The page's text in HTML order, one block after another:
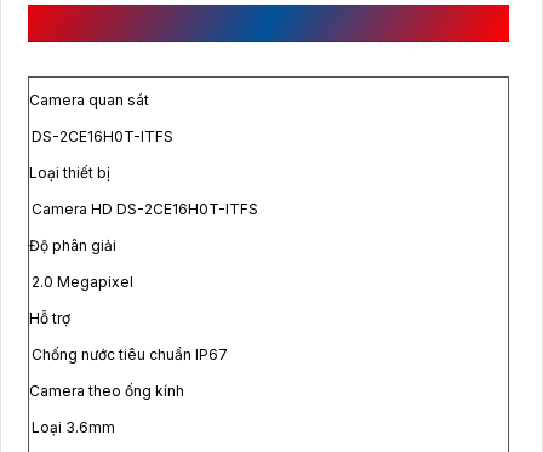
Camera quan sát
DS-2CE16H0T-ITFS
Loại thiết bị
Camera HD DS-2CE16H0T-ITFS
Độ phân giải
2.0 Megapixel
Hỗ trợ
Chống nước tiêu chuẩn IP67
Camera theo ống kính
Loại 3.6mm